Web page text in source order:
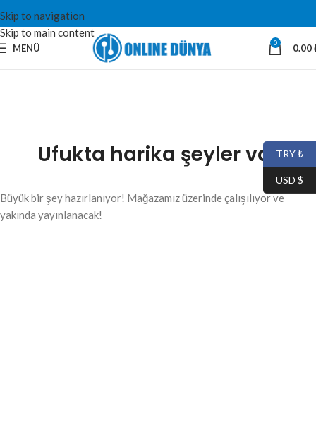
Skip to navigation
Skip to main content
MENÜ 0 0.00
Ufukta harika şeyler var
Büyük bir şey hazırlanıyor! Mağazamız üzerinde çalışılıyor ve
yakında yayınlanacak!
TRY ₺
USD $